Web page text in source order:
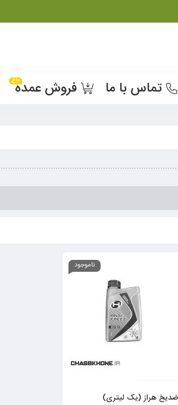
تماس با ما فروش عمدهداغ
ناموجود
ضدیخ هراز (یک لیتری)